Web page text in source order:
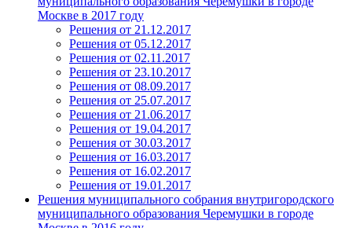
Москве в 2017 году
Решения от 21.12.2017
Решения от 05.12.2017
Решения от 02.11.2017
Решения от 23.10.2017
Решения от 08.09.2017
Решения от 25.07.2017
Решения от 21.06.2017
Решения от 19.04.2017
Решения от 30.03.2017
Решения от 16.03.2017
Решения от 16.02.2017
Решения от 19.01.2017
Решения муниципального собрания внутригородского
муниципального образования Черемушки в городе